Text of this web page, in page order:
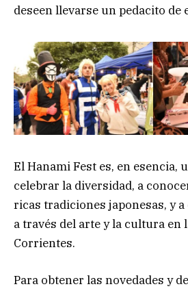
deseen llevarse un pedacito de
El Hanami Fest es, en esencia,
celebrar la diversidad, a
ricas tradiciones japonesas, y
a través del arte y la cultura en
Corrientes.
Para obtener las novedades y